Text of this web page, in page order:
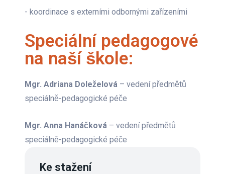
- koordinace s externími odbornými zařízeními
Speciální pedagogové
na naší škole:
Mgr. Adriana Doleželová – vedení předmětů
speciálně-pedagogické péče
Mgr. Anna Hanáčková – vedení předmětů
speciálně-pedagogické péče
Ke stažení